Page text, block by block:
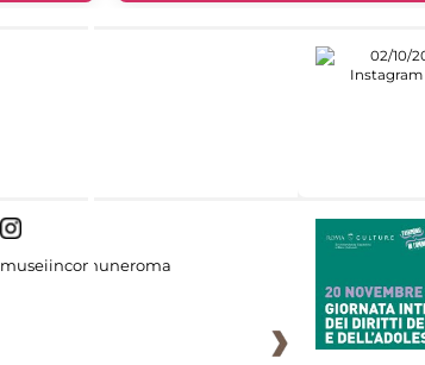
museiincomuneroma